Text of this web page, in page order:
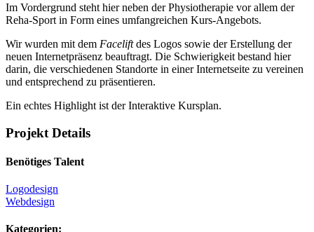
Im Vordergrund steht hier neben der Physiotherapie vor allem der
Reha-Sport in Form eines umfangreichen Kurs-Angebots.
Wir wurden mit dem Faceliftdes Logos sowie der Erstellung der
neuen Internetpräsenz beauftragt. Die Schwierigkeit bestand hier
darin, die verschiedenen Standorte in einer Internetseite zu vereinen
und entsprechend zu präsentieren.
Ein echtes Highlight ist der Interaktive Kursplan.
Projekt Details
Benötiges Talent
Logodesign
Webdesign
Kategorien: